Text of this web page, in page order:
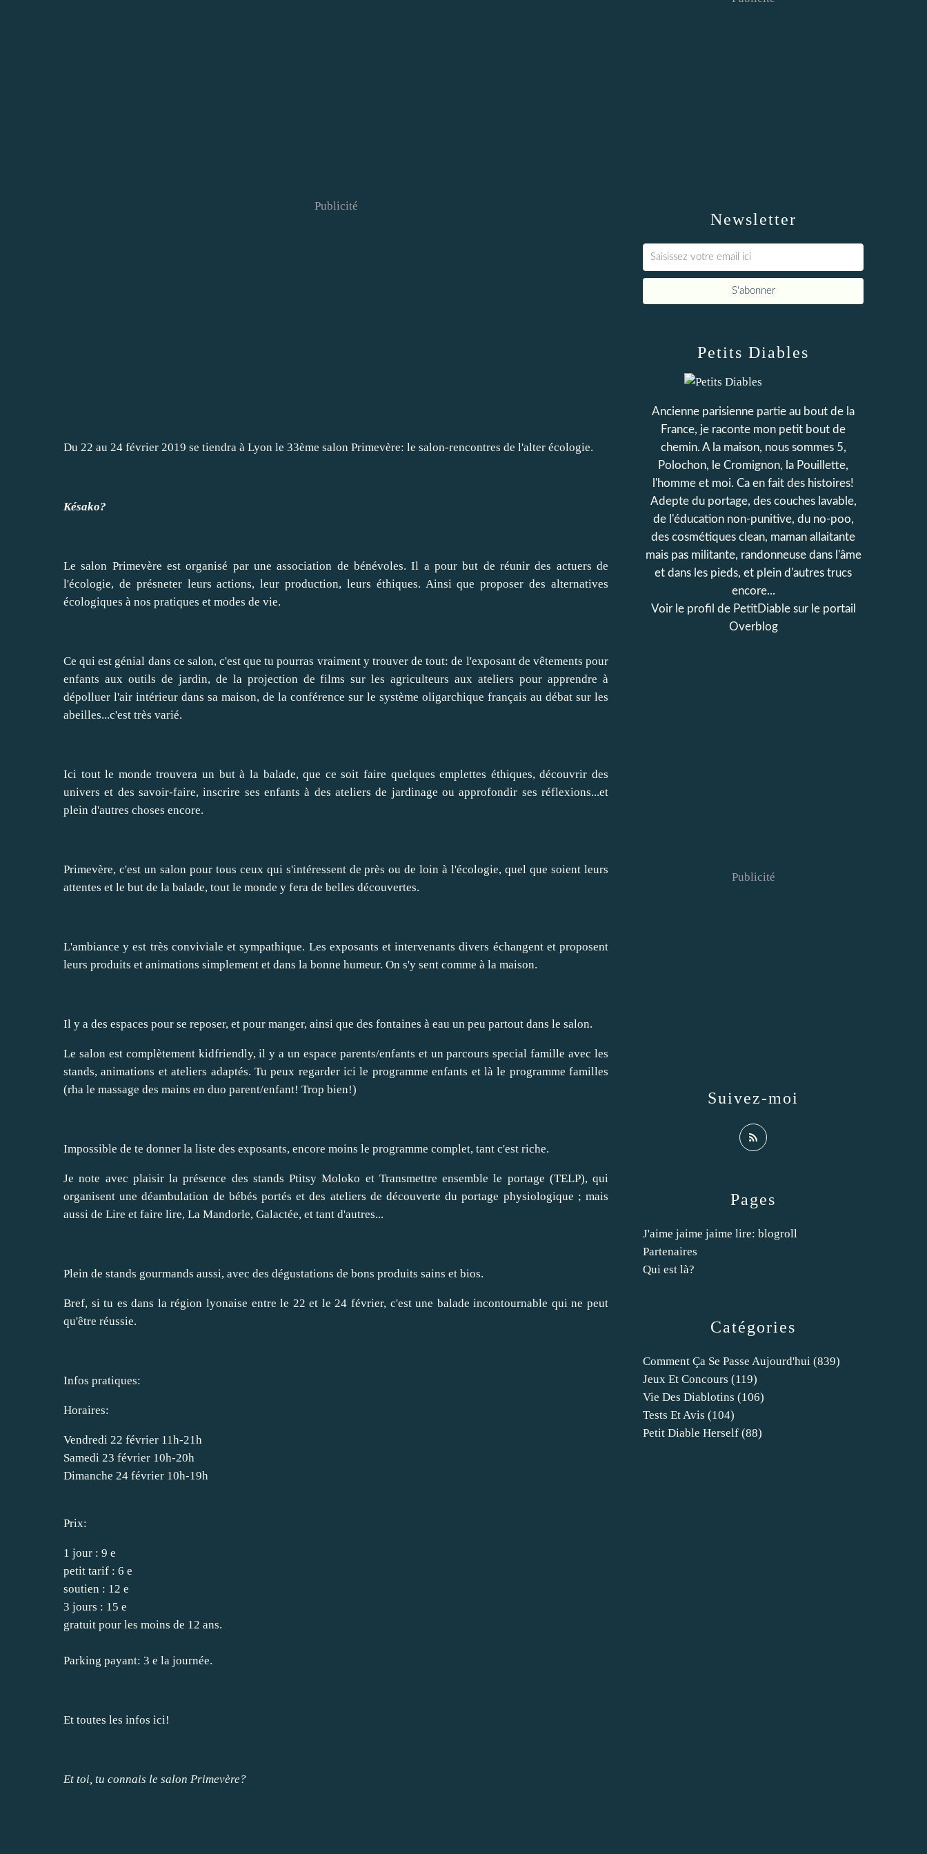
Publicité
Du 22 au 24 février 2019 se tiendra à Lyon le 33ème salon Primevère: le salon-rencontres de l'alter écologie.
Késako?
Le salon Primevère est organisé par une association de bénévoles. Il a pour but de réunir des actuers de
l'écologie, de présneter leurs actions, leur production, leurs éthiques. Ainsi que proposer des alternatives
écologiques à nos pratiques et modes de vie.
Ce qui est génial dans ce salon, c'est que tu pourras vraiment y trouver de tout: de l'exposant de vêtements pour
enfants aux outils de jardin, de la projection de films sur les agriculteurs aux ateliers pour apprendre à
dépolluer l'air intérieur dans sa maison, de la conférence sur le système oligarchique français au débat sur les
abeilles...c'est très varié.
Ici tout le monde trouvera un but à la balade, que ce soit faire quelques emplettes éthiques, découvrir des
univers et des savoir-faire, inscrire ses enfants à des ateliers de jardinage ou approfondir ses réflexions...et
plein d'autres choses encore.
Primevère, c'est un salon pour tous ceux qui s'intéressent de près ou de loin à l'écologie, quel que soient leurs
attentes et le but de la balade, tout le monde y fera de belles découvertes.
L'ambiance y est très conviviale et sympathique. Les exposants et intervenants divers échangent et proposent
leurs produits et animations simplement et dans la bonne humeur. On s'y sent comme à la maison.
Il y a des espaces pour se reposer, et pour manger, ainsi que des fontaines à eau un peu partout dans le salon.
Le salon est complètement kidfriendly, il y a un espace parents/enfants et un parcours special famille avec les
stands, animations et ateliers adaptés. Tu peux regarder icile programme enfants et làle programme familles
(rha le massage des mains en duo parent/enfant! Trop bien!)
Impossible de te donner la liste des exposants, encore moins le programme complet, tant c'est riche.
Je note avec plaisir la présence des stands Ptitsy Moloko et Transmettre ensemble le portage (TELP), qui
organisent une déambulation de bébés portés et des ateliers de découverte du portage physiologique ; mais
aussi de Lire et faire lire, La Mandorle, Galactée, et tant d'autres...
Plein de stands gourmands aussi, avec des dégustations de bons produits sains et bios.
Bref, si tu es dans la région lyonaise entre le 22 et le 24 février, c'est une balade incontournable qui ne peut
qu'être réussie.
Infos pratiques:
Horaires:
Vendredi 22 février 11h-21h
Samedi 23 février 10h-20h
Dimanche 24 février 10h-19h
Prix:
1 jour : 9 e
petit tarif : 6 e
soutien : 12 e
3 jours : 15 e
gratuit pour les moins de 12 ans.
Parking payant: 3 e la journée.
Et toutes les infos ici !
Et toi, tu connais le salon Primevère?
Newsletter
Catégories
Comment Ça Se Passe Aujourd'hui (839)
Jeux Et Concours (119)
Vie Des Diablotins (106)
Tests Et Avis (104)
Petit Diable Herself (88)
Pages
J'aime jaime jaime lire: blogroll
Partenaires
Qui est là?
Petits Diables
Ancienne parisienne partie au bout de la
France, je raconte mon petit bout de
chemin. A la maison, nous sommes 5,
Polochon, le Cromignon, la Pouillette,
l'homme et moi. Ca en fait des histoires!
Adepte du portage, des couches lavable,
de l'éducation non-punitive, du no-poo,
des cosmétiques clean, maman allaitante
mais pas militante, randonneuse dans l'âme
et dans les pieds, et plein d'autres trucs
encore...
Voir le profil de PetitDiablesur le portail
Overblog
Suivez-moi
Publicité